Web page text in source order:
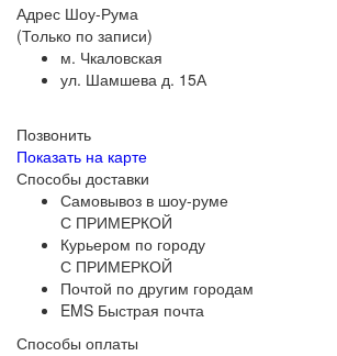
Адрес Шоу-Рума
(Только по записи)
м. Чкаловская
ул. Шамшева д. 15А
Позвонить
Показать на карте
Способы доставки
Самовывоз в шоу-руме
С ПРИМЕРКОЙ
Курьером по городу
С ПРИМЕРКОЙ
Почтой по другим городам
EMS Быстрая почта
Способы оплаты